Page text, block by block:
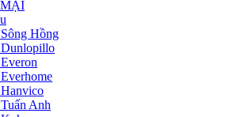
Hồng
Anh